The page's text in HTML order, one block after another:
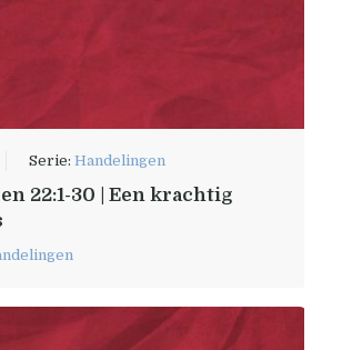
Serie:Handelingen
22:1-30 | Een krachtig